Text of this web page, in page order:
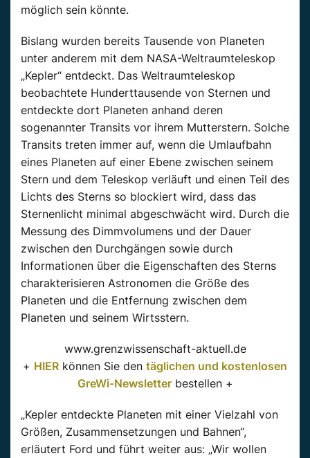
möglich sein könnte.
Bislang wurden bereits Tausende von Planeten
unter anderem mit dem NASA-Weltraumteleskop
„Kepler“ entdeckt. Das Weltraumteleskop
beobachtete Hunderttausende von Sternen und
entdeckte dort Planeten anhand deren
sogenannter Transits vor ihrem Mutterstern. Solche
Transits treten immer auf, wenn die Umlaufbahn
eines Planeten auf einer Ebene zwischen seinem
Stern und dem Teleskop verläuft und einen Teil des
Lichts des Sterns so blockiert wird, dass das
Sternenlicht minimal abgeschwächt wird. Durch die
Messung des Dimmvolumens und der Dauer
zwischen den Durchgängen sowie durch
Informationen über die Eigenschaften des Sterns
charakterisieren Astronomen die Größe des
Planeten und die Entfernung zwischen dem
Planeten und seinem Wirtsstern.
www.grenzwissenschaft-aktuell.de
+ HIER können Sie den täglichen und kostenlosen
GreWi-Newsletterbestellen +
„Kepler entdeckte Planeten mit einer Vielzahl von
Größen, Zusammensetzungen und Bahnen“,
erläutert Ford und führt weiter aus: „Wir wollen